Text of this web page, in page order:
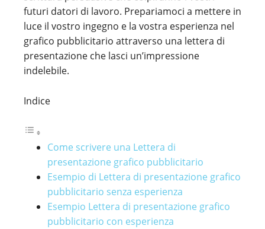
futuri datori di lavoro. Prepariamoci a mettere in
luce il vostro ingegno e la vostra esperienza nel
grafico pubblicitario attraverso una lettera di
presentazione che lasci un’impressione
indelebile.
Indice
Come scrivere una Lettera di
presentazione grafico pubblicitario
Esempio di Lettera di presentazione grafico
pubblicitario senza esperienza
Esempio Lettera di presentazione grafico
pubblicitario con esperienza